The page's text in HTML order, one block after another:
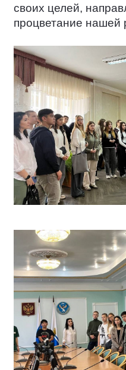
своих целей,
процветание нашей